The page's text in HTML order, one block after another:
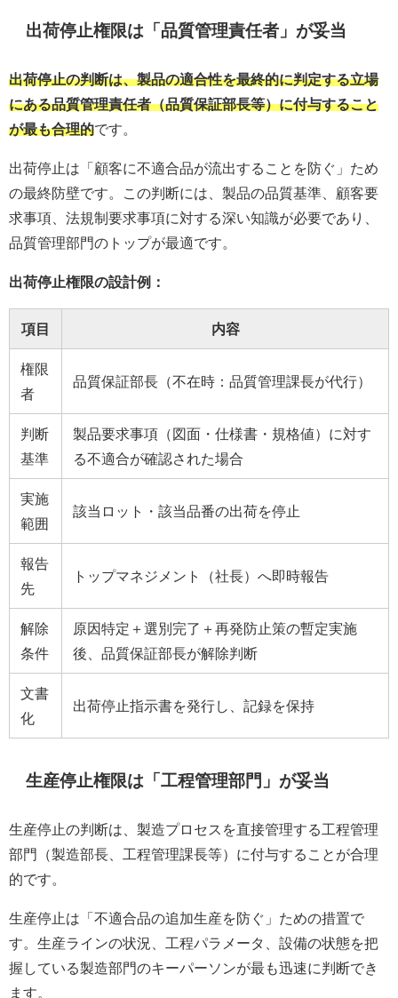
出荷停止権限は「品質管理責任者」が妥当
出荷停止の判断は、製品の適合性を最終的に判定する立場
にある品質管理責任者（品質保証部長等）に付与すること
が最も合理的です。
出荷停止は「顧客に不適合品が流出することを防ぐ」ため
の最終防壁です。この判断には、製品の品質基準、顧客要
求事項、法規制要求事項に対する深い知識が必要であり、
品質管理部門のトップが最適です。
出荷停止権限の設計例：
項目 内容
権限
者
品質保証部長（不在時：品質管理課長が代行）
判断
基準
製品要求事項（図面・仕様書・規格値）に対す
る不適合が確認された場合
実施
範囲
該当ロット・該当品番の出荷を停止
報告
先
トップマネジメント（社長）へ即時報告
解除
条件
原因特定＋選別完了＋再発防止策の暫定実施
後、品質保証部長が解除判断
文書
化
出荷停止指示書を発行し、記録を保持
生産停止権限は「工程管理部門」が妥当
生産停止の判断は、製造プロセスを直接管理する工程管理
部門（製造部長、工程管理課長等）に付与することが合理
的です。
生産停止は「不適合品の追加生産を防ぐ」ための措置で
す。生産ラインの状況、工程パラメータ、設備の状態を把
握している製造部門のキーパーソンが最も迅速に判断でき
ます。